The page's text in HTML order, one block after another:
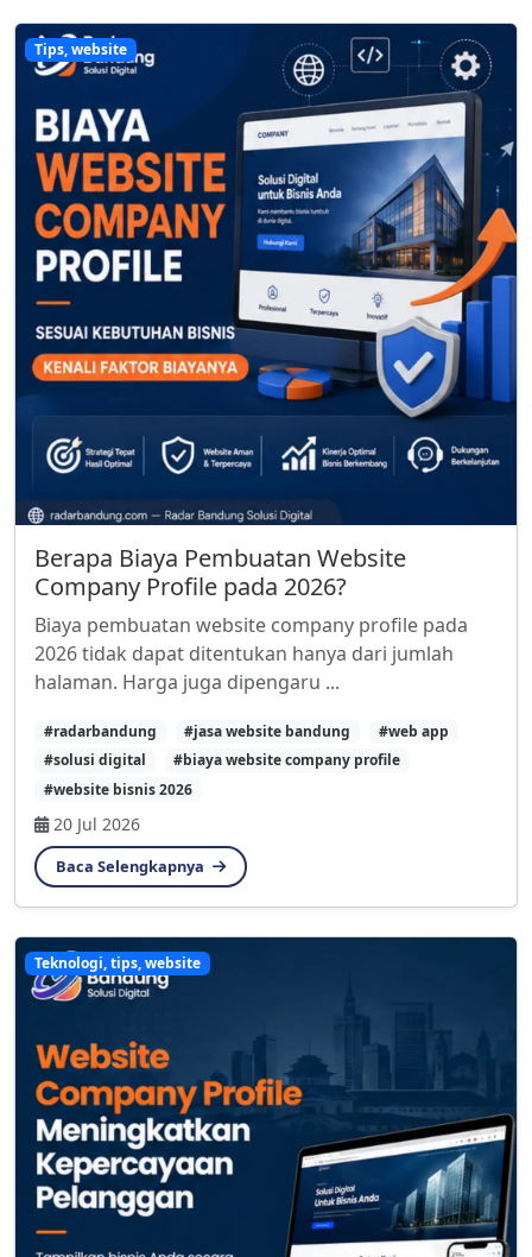
Tips, website
Berapa Biaya Pembuatan Website
Company Profile pada 2026?
Biaya pembuatan website company profile pada
2026 tidak dapat ditentukan hanya dari jumlah
halaman. Harga juga dipengaru ...
#radarbandung #jasa website bandung
#web app
#solusi digital
#biaya website company profile
#website bisnis 2026
20 Jul 2026
Baca Selengkapnya
Teknologi, tips, website